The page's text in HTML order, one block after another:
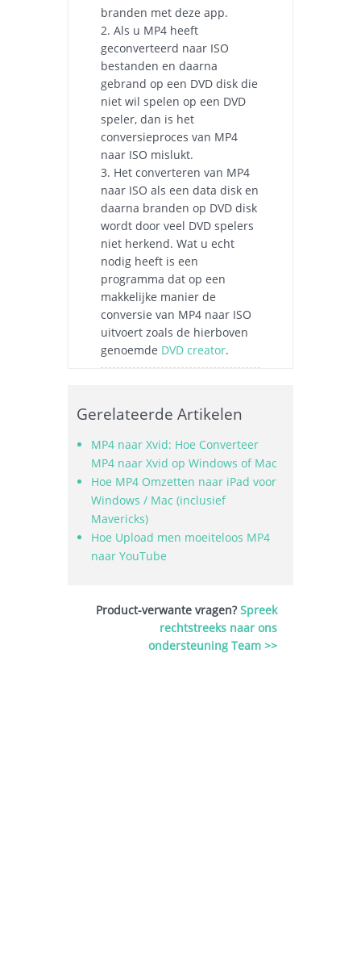
branden met deze app.
2. Als u MP4 heeft
geconverteerd naar ISO
bestanden en daarna
gebrand op een DVD disk die
niet wil spelen op een DVD
speler, dan is het
conversieproces van MP4
naar ISO mislukt.
3. Het converteren van MP4
naar ISO als een data disk en
daarna branden op DVD disk
wordt door veel DVD spelers
niet herkend. Wat u echt
nodig heeft is een
programma dat op een
makkelijke manier de
conversie van MP4 naar ISO
uitvoert zoals de hierboven
genoemde DVD creator.
Gerelateerde Artikelen
MP4 naar Xvid: Hoe Converteer
MP4 naar Xvid op Windows of Mac
Hoe MP4 Omzetten naar iPad voor
Windows / Mac (inclusief
Mavericks)
Hoe Upload men moeiteloos MP4
naar YouTube
Product-verwante vragen?Spreek
rechtstreeks naar ons
ondersteuning Team >>